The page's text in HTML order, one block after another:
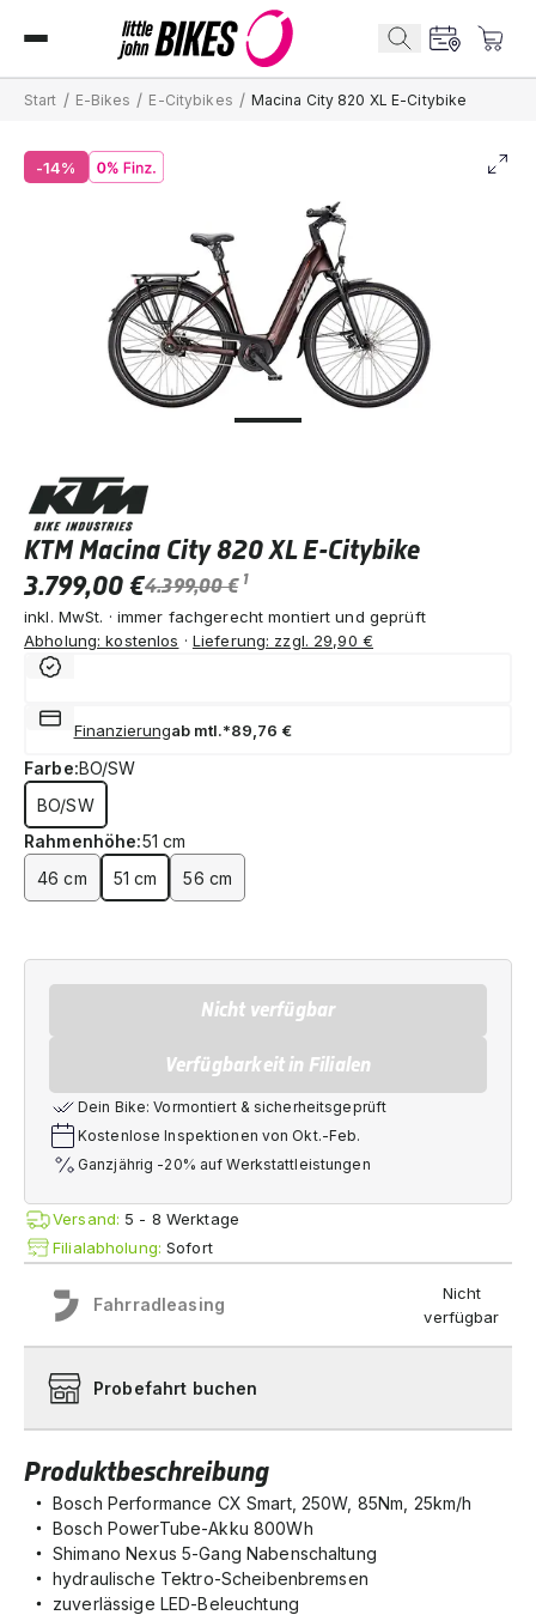
Start / E-Bikes / E-Citybikes / Macina City 820 XL E-Citybike
-14%
Produktbeschreibung
Bosch Performance CX Smart, 250W, 85Nm, 25km/h
Bosch PowerTube-Akku 800Wh
Shimano Nexus 5-Gang Nabenschaltung
hydraulische Tektro-Scheibenbremsen
zuverlässige LED-Beleuchtung
KTM Macina City 820 XL E-Citybike
3.799,00 €4.399,00 € 1
inkl. MwSt. · immer fachgerecht montiert und geprüft
Abholung: kostenlos · Lieferung: zzgl. 29,90 €
Finanzierungab mtl.*89,76 €
Farbe:BO/SW
BO/SW
Rahmenhöhe:51 cm
46 cm
51 cm 56 cm
Nicht verfügbar
Verfügbarkeit in Filialen
Dein Bike: Vormontiert & sicherheitsgeprüft
Kostenlose Inspektionen von Okt.-Feb.
Ganzjährig -20% auf Werkstattleistungen
Versand: 5 - 8 Werktage
Filialabholung:Sofort
Fahrradleasing
Nicht
verfügbar
Probefahrt buchen